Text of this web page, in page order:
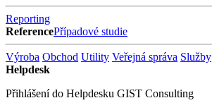
Reporting
ReferencePřípadové studie
Výroba Obchod Utility Veřejná správa Služby
Helpdesk
Přihlášení do Helpdesku GIST Consulting